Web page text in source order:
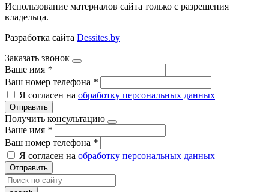
Использование материалов сайта только с разрешения
владельца.
Разработка сайта Dessites.by
Заказать звонок
Ваше имя *
Ваш номер телефона *
Я согласен на обработку персональных данных
Отправить
Получить консультацию
Ваше имя *
Ваш номер телефона *
Я согласен на обработку персональных данных
Отправить